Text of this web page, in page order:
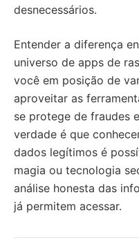
desnecessários.
Entender a diferença
universo de apps de
você em posição de
aproveitar as
se protege de fraudes
verdade é que
dados legítimos é
magia ou tecnologia
análise honesta das
já permitem acessar.